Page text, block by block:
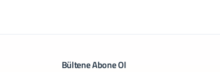
Bültene Abone Ol